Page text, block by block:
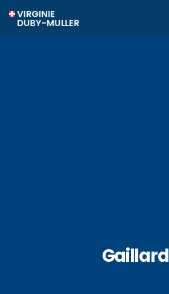
Gaillard